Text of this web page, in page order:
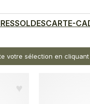
SOLDESCARTE-
votre sélection en
♥︎